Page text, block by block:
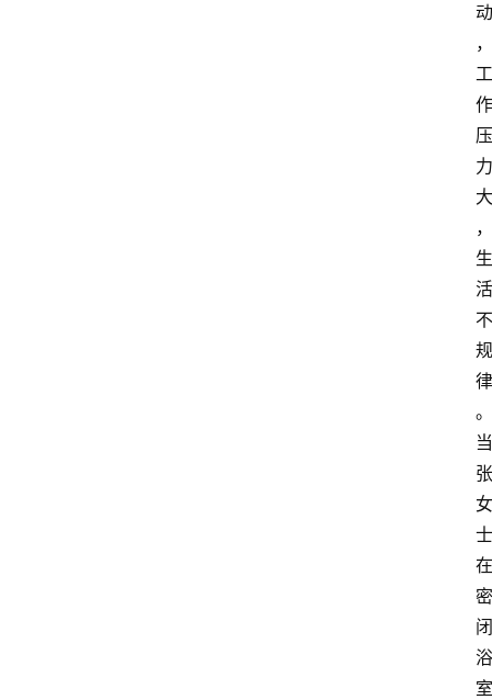
动
，
工
作
压
力
大
，
生
活
不
规
律
。
当
张
女
士
在
密
闭
浴
室